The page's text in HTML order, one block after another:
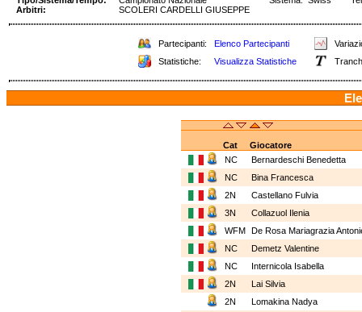
Arbitri:
SCOLERI CARDELLI GIUSEPPE
Partecipanti: Elenco Partecipanti
Statistiche:
Visualizza Statistiche
Cat
Giocatore
NC
Bernardeschi Benedetta
NC
Bina Francesca
2N
Castellano Fulvia
3N
Collazuol Ilenia
WFM De Rosa Mariagrazia
NC
Demetz Valentine
NC
Internicola Isabella
2N
Lai Silvia
2N
Lomakina Nadya